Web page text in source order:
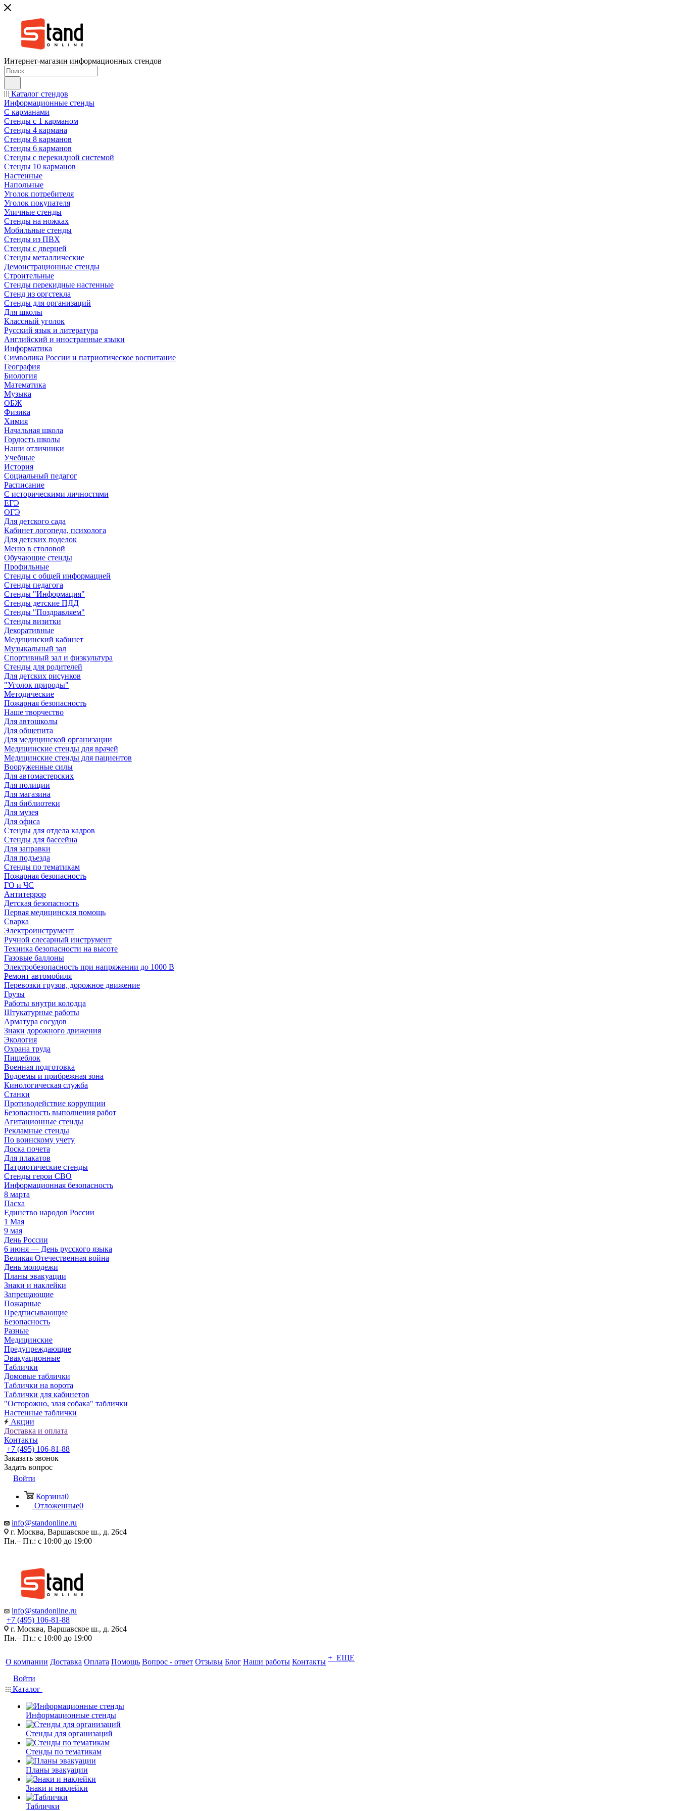
Интернет-магазин информационных стендов
Каталог стендов
Информационные стенды
С карманами
Стенды с 1 карманом
Стенды 4 кармана
Стенды 8 карманов
Стенды 6 карманов
Стенды с перекидной системой
Стенды 10 карманов
Настенные
Напольные
Уголок потребителя
Уголок покупателя
Уличные стенды
Стенды на ножках
Мобильные стенды
Стенды из ПВХ
Стенды с дверцей
Стенды металлические
Демонстрационные стенды
Строительные
Стенды перекидные настенные
Стенд из оргстекла
Стенды для организаций
Для школы
Классный уголок
Русский язык и литература
Английский и иностранные языки
Информатика
Символика России и патриотическое воспитание
География
Биология
Математика
Музыка
ОБЖ
Физика
Химия
Начальная школа
Гордость школы
Наши отличники
Учебные
История
Социальный педагог
Расписание
С историческими личностями
ЕГЭ
ОГЭ
Для детского сада
Кабинет логопеда, психолога
Для детских поделок
Меню в столовой
Обучающие стенды
Профильные
Стенды с общей информацией
Стенды педагога
Стенды "Информация"
Стенды детские ПДД
Стенды "Поздравляем"
Стенды визитки
Декоративные
Медицинский кабинет
Музыкальный зал
Спортивный зал и физкультура
Стенды для родителей
Для детских рисунков
"Уголок природы"
Методические
Пожарная безопасность
Наше творчество
Для автошколы
Для общепита
Для медицинской организации
Медицинские стенды для врачей
Медицинские стенды для пациентов
Вооруженные силы
Для автомастерских
Для полиции
Для магазина
Для библиотеки
Для музея
Для офиса
Стенды для отдела кадров
Стенды для бассейна
Для заправки
Для подъезда
Стенды по тематикам
Пожарная безопасность
ГО и ЧС
Антитеррор
Детская безопасность
Первая медицинская помощь
Сварка
Электроинструмент
Ручной слесарный инструмент
Техника безопасности на высоте
Газовые баллоны
Электробезопасность при напряжении до 1000 В
Ремонт автомобиля
Перевозки грузов, дорожное движение
Грузы
Работы внутри колодца
Штукатурные работы
Арматура сосудов
Знаки дорожного движения
Экология
Охрана труда
Пищеблок
Военная подготовка
Водоемы и прибрежная зона
Кинологическая служба
Станки
Противодействие коррупции
Безопасность выполнения работ
Агитационные стенды
Рекламные стенды
По воинскому учету
Доска почета
Для плакатов
Патриотические стенды
Стенды герои СВО
Информационная безопасность
8 марта
Пасха
Единство народов России
1 Мая
9 мая
День России
6 июня — День русского языка
Великая Отечественная война
День молодежи
Планы эвакуации
Знаки и наклейки
Запрещающие
Пожарные
Предписывающие
Безопасность
Разные
Медицинские
Предупреждающие
Эвакуационные
Таблички
Домовые таблички
Таблички на ворота
Таблички для кабинетов
"Осторожно, злая собака" таблички
Настенные таблички
Акции
Доставка и оплата
Контакты
+7 (495) 106-81-88
Заказать звонок
Задать вопрос
Войти
Корзина0
Отложенные0
info@standonline.ru
г. Москва, Варшавское ш., д. 26с4
Пн.– Пт.: с 10:00 до 19:00
info@standonline.ru
+7 (495) 106-81-88
г. Москва, Варшавское ш., д. 26с4
Пн.– Пт.: с 10:00 до 19:00
О компании Доставка Оплата Помощь Вопрос - ответ Отзывы Блог Наши работы Контакты + ЕЩЕ
Войти
Каталог
Информационные стенды
Стенды для организаций
Стенды по тематикам
Планы эвакуации
Знаки и наклейки
Таблички